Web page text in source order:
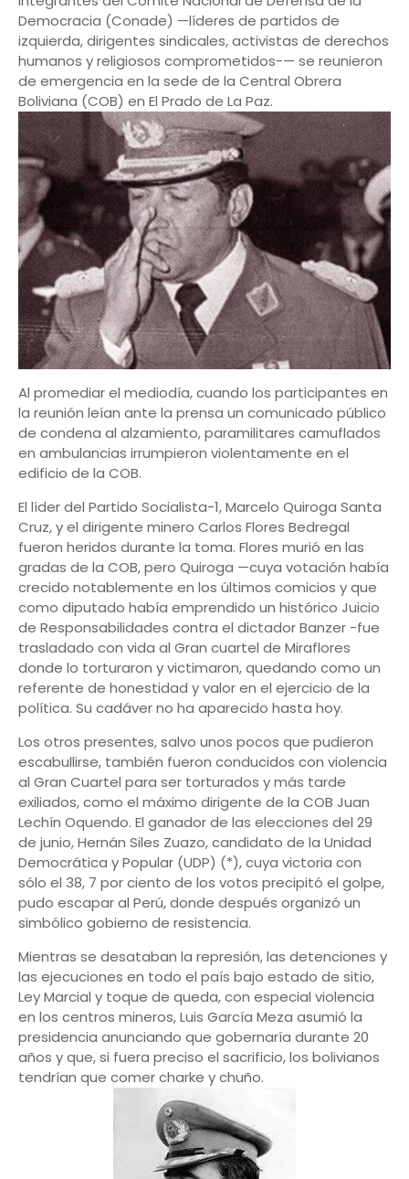
Democracia (Conade) —líderes de partidos de
izquierda, dirigentes sindicales, activistas de derechos
humanos y religiosos comprometidos-— se reunieron
de emergencia en la sede de la Central Obrera
Boliviana (COB) en El Prado de La Paz.
Al promediar el mediodía, cuando los participantes en
la reunión leían ante la prensa un comunicado público
de condena al alzamiento, paramilitares camuflados
en ambulancias irrumpieron violentamente en el
edificio de la COB.
El líder del Partido Socialista-1, Marcelo Quiroga Santa
Cruz, y el dirigente minero Carlos Flores Bedregal
fueron heridos durante la toma. Flores murió en las
gradas de la COB, pero Quiroga —cuya votación había
crecido notablemente en los últimos comicios y que
como diputado había emprendido un histórico Juicio
de Responsabilidades contra el dictador Banzer -fue
trasladado con vida al Gran cuartel de Miraflores
donde lo torturaron y victimaron, quedando como un
referente de honestidad y valor en el ejercicio de la
política. Su cadáver no ha aparecido hasta hoy.
Los otros presentes, salvo unos pocos que pudieron
escabullirse, también fueron conducidos con violencia
al Gran Cuartel para ser torturados y más tarde
exiliados, como el máximo dirigente de la COB Juan
Lechín Oquendo. El ganador de las elecciones del 29
de junio, Hernán Siles Zuazo, candidato de la Unidad
Democrática y Popular (UDP) (*), cuya victoria con
sólo el 38, 7 por ciento de los votos precipitó el golpe,
pudo escapar al Perú, donde después organizó un
simbólico gobierno de resistencia.
Mientras se desataban la represión, las detenciones y
las ejecuciones en todo el país bajo estado de sitio,
Ley Marcial y toque de queda, con especial violencia
en los centros mineros, Luis García Meza asumió la
presidencia anunciando que gobernaría durante 20
años y que, si fuera preciso el sacrificio, los bolivianos
tendrían que comer charke y chuño.